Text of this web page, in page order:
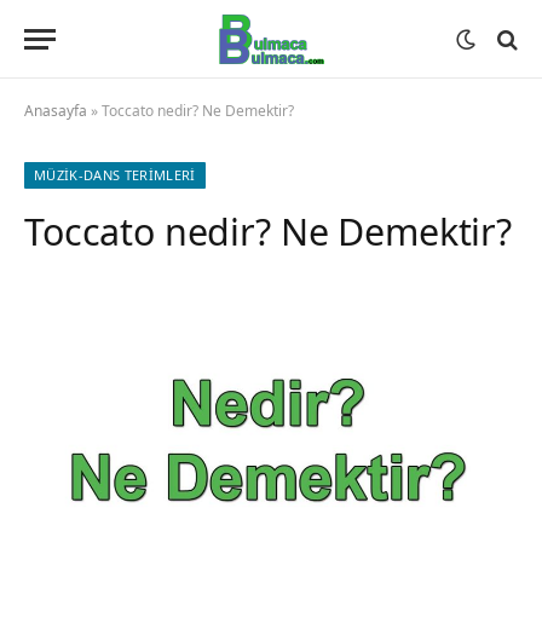
Anasayfa »Toccato nedir? Ne Demektir?
MÜZIK-DANS TERIMLERI
Toccato nedir? Ne Demektir?